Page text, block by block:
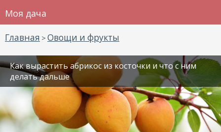
Моя дача
Главная > Овощи и фрукты
Как вырастить абрикос из косточки и что с ним
делать дальше